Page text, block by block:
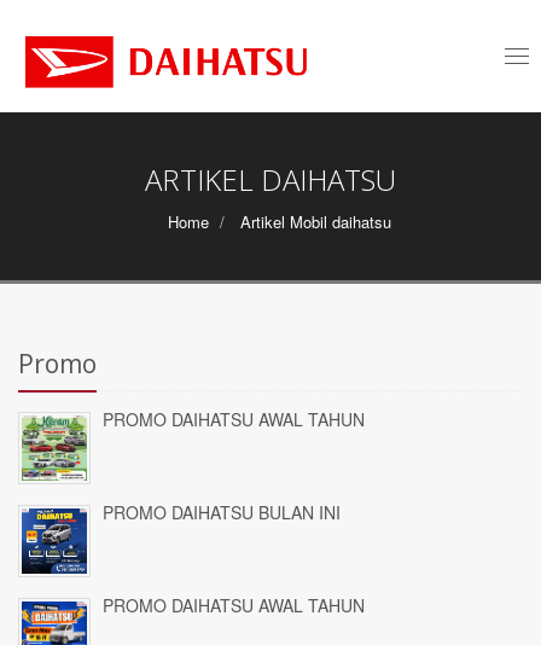
ARTIKEL DAIHATSU
Home Artikel Mobil daihatsu
Promo
PROMO DAIHATSU AWAL TAHUN
PROMO DAIHATSU BULAN INI
PROMO DAIHATSU AWAL TAHUN